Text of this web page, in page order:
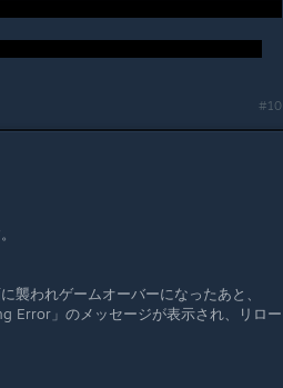
#10
襲われゲームオーバーになったあと、
Error」のメッセージが表示され、リロー